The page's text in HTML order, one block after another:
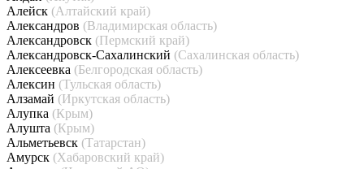
Алейск (Алтайский край)
Александров (Владимирская область)
Александровск (Пермский край)
Александровск-Сахалинский (Сахалинская область)
Алексеевка (Белгородская область)
Алексин (Тульская область)
Алзамай (Иркутская область)
Алупка (Крым)
Алушта (Крым)
Альметьевск (Татарстан)
Амурск (Хабаровский край)